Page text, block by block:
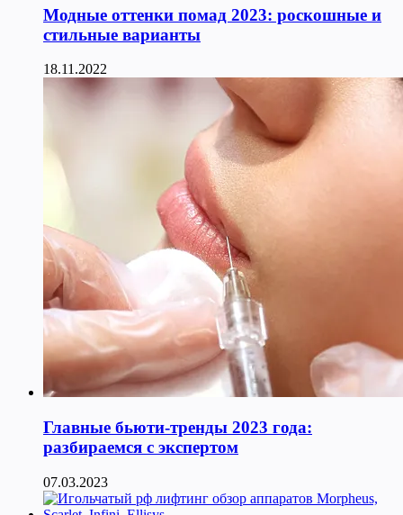
Модные оттенки помад 2023: роскошные и
стильные варианты
18.11.2022
Главные бьюти-тренды 2023 года:
разбираемся с экспертом
07.03.2023